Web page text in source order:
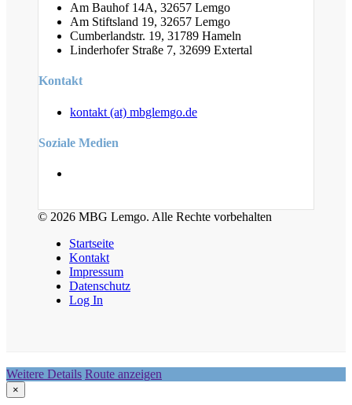
Am Bauhof 14A, 32657 Lemgo
Am Stiftsland 19, 32657 Lemgo
Cumberlandstr. 19, 31789 Hameln
Linderhofer Straße 7, 32699 Extertal
Kontakt
kontakt (at) mbglemgo.de
Soziale Medien
© 2026 MBG Lemgo. Alle Rechte vorbehalten
Startseite
Kontakt
Impressum
Datenschutz
Log In
Weitere Details Route anzeigen
×